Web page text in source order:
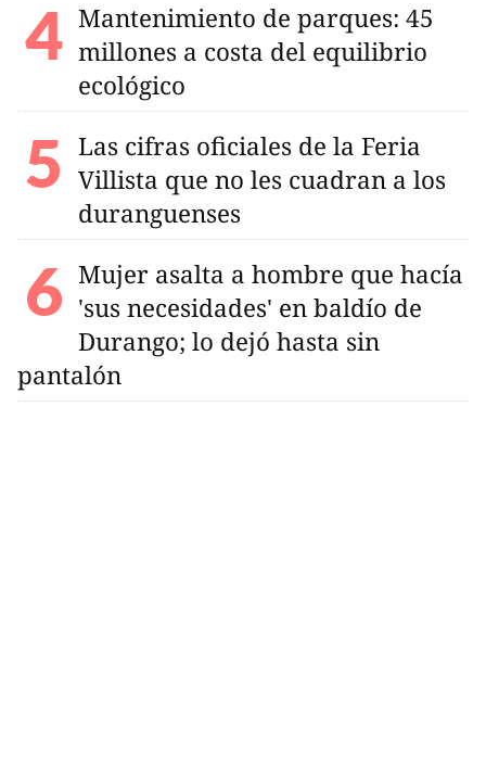
Mantenimiento de parques: 45
millones a costa del equilibrio
ecológico
Las cifras oficiales de la Feria
Villista que no les cuadran a los
duranguenses
Mujer asalta a hombre que hacía
'sus necesidades' en baldío de
Durango; lo dejó hasta sin
pantalón